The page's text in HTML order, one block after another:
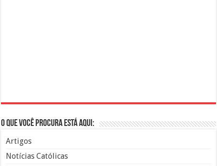
O que você procura está aqui:
Artigos
Notícias Católicas